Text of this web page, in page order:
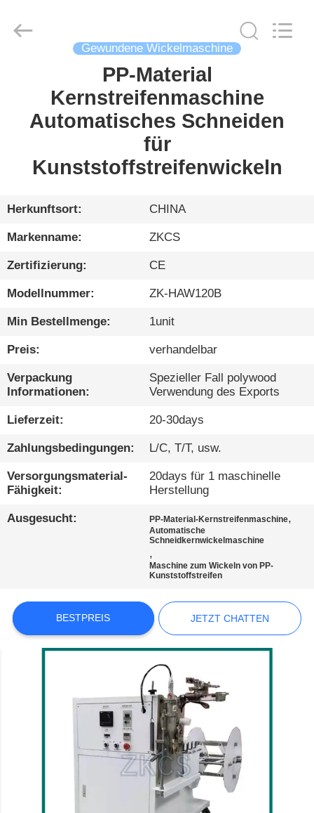
PRODUKTE
VIDEOS
ÜBER
UNS
WERKSBESICHTIGUNG
QUALITÄTSKONTROLLE
SIE
NEUIGKEITEN
FÄLLE
DATENSCHUTZRICHTLINIE
LTD.
Gewundene Wickelmaschine
PP-Material
Kernstreifenmaschine
Automatisches Schneiden
für
Kunststoffstreifenwickeln
Herkunftsort: CHINA
Markenname: ZKCS
Zertifizierung: CE
Modellnummer: ZK-HAW120B
Min Bestellmenge: 1unit
Preis: verhandelbar
Verpackung
Informationen:
Spezieller Fall polywood
Verwendung des Exports
Lieferzeit: 20-30days
Zahlungsbedingungen: L/C, T/T, usw.
Versorgungsmaterial-
Fähigkeit:
20days für 1 maschinelle
Herstellung
Ausgesucht: PP-Material-Kernstreifenmaschine,
Automatische
Schneidkernwickelmaschine
,
Maschine zum Wickeln von PP-
Kunststoffstreifen
BESTPREIS JETZT CHATTEN